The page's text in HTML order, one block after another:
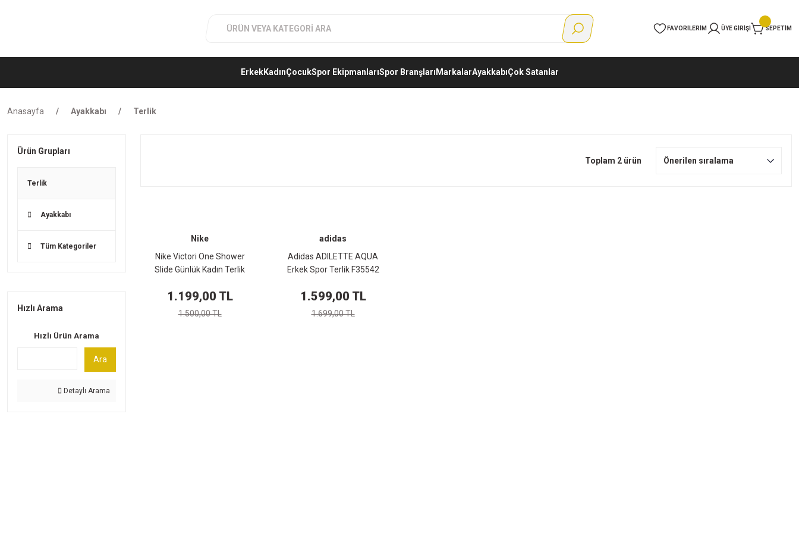
FAVORILERIM ÜYE GIRIŞI SEPETIM
ErkekKadınÇocukSpor EkipmanlarıSpor Branşları MarkalarAyakkabıÇok Satanlar
Anasayfa Ayakkabı Terlik
Ürün Grupları
Terlik
Ayakkabı
Tüm Kategoriler
Hızlı Arama
Hızlı Ürün Arama
Ara
Detaylı Arama
Toplam 2 ürün
Nike
Nike Victori One Shower
Slide Günlük Kadın Terlik
1.199,00 TL
1.500,00 TL
adidas
Adidas ADILETTE AQUA
Erkek Spor Terlik F35542
1.599,00 TL
1.699,00 TL